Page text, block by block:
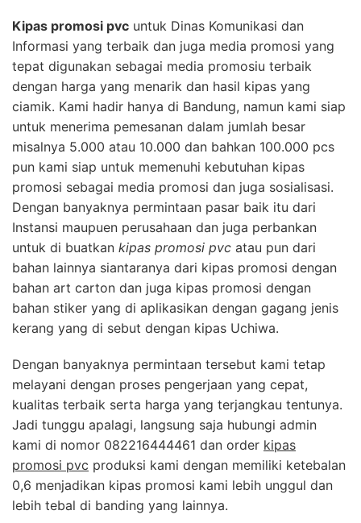
Kipas promosi pvc untuk Dinas Komunikasi dan
Informasi yang terbaik dan juga media promosi yang
tepat digunakan sebagai media promosiu terbaik
dengan harga yang menarik dan hasil kipas yang
ciamik. Kami hadir hanya di Bandung, namun kami siap
untuk menerima pemesanan dalam jumlah besar
misalnya 5.000 atau 10.000 dan bahkan 100.000 pcs
pun kami siap untuk memenuhi kebutuhan kipas
promosi sebagai media promosi dan juga sosialisasi.
Dengan banyaknya permintaan pasar baik itu dari
Instansi maupuen perusahaan dan juga perbankan
untuk di buatkan kipas promosi pvc atau pun dari
bahan lainnya siantaranya dari kipas promosi dengan
bahan art carton dan juga kipas promosi dengan
bahan stiker yang di aplikasikan dengan gagang jenis
kerang yang di sebut dengan kipas Uchiwa.
Dengan banyaknya permintaan tersebut kami tetap
melayani dengan proses pengerjaan yang cepat,
kualitas terbaik serta harga yang terjangkau tentunya.
Jadi tunggu apalagi, langsung saja hubungi admin
kami di nomor 082216444461 dan order kipas
promosi pvc produksi kami dengan memiliki ketebalan
0,6 menjadikan kipas promosi kami lebih unggul dan
lebih tebal di banding yang lainnya.